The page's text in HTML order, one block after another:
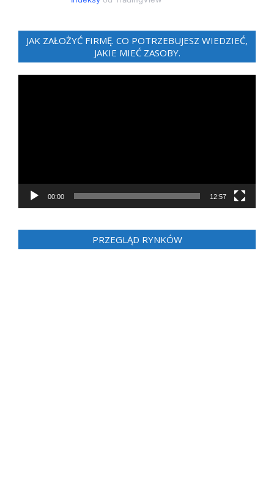
JAK ZAŁOŻYĆ FIRMĘ. CO POTRZEBUJESZ WIEDZIEĆ,
JAKIE MIEĆ ZASOBY.
00:00 12:57
PRZEGLĄD RYNKÓW